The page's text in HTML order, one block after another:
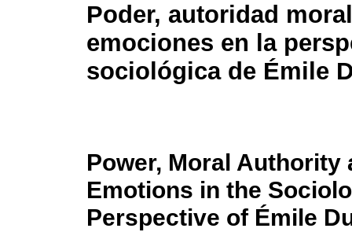
Poder, autoridad
emociones en la
sociológica de Émile
Power, Moral Authority
Emotions in the
Perspective of Émile